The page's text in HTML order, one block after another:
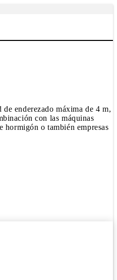
enderezado máxima de 4 m,
con las máquinas
hormigón o también empresas